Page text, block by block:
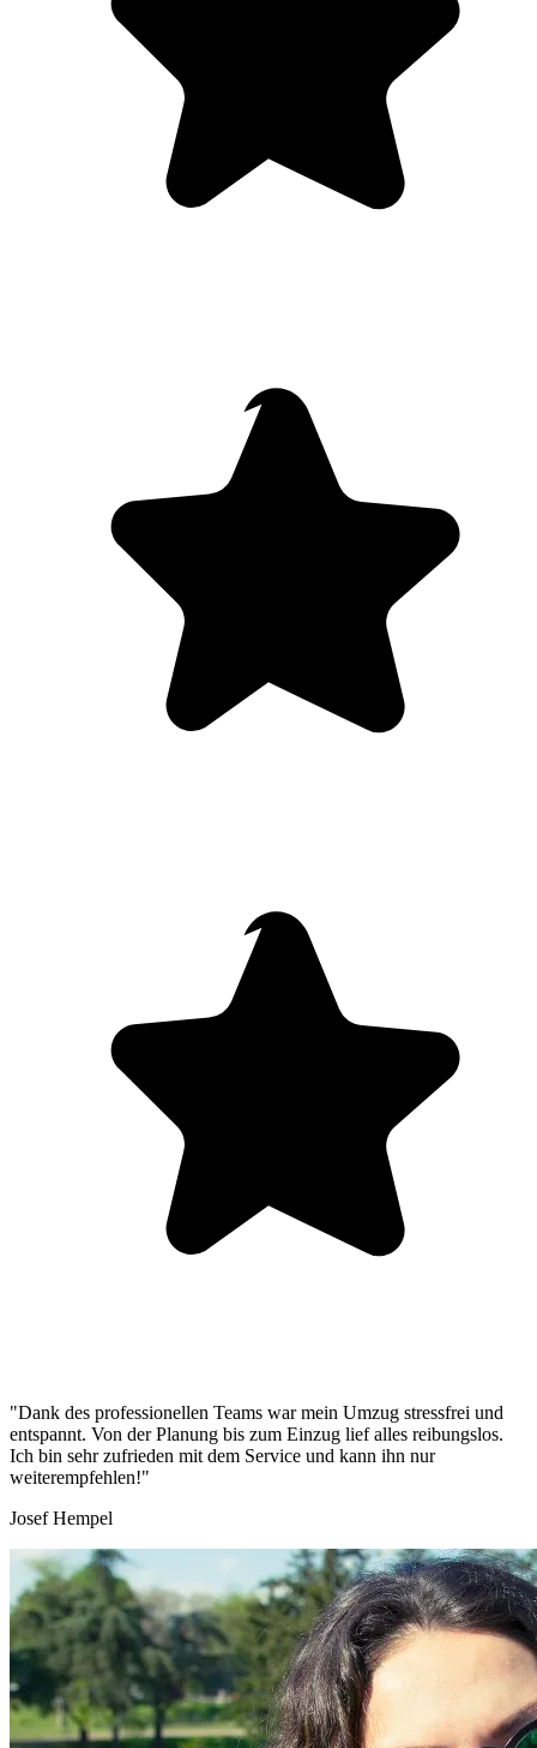
"Dank des professionellen Teams war mein Umzug stressfrei und
entspannt. Von der Planung bis zum Einzug lief alles reibungslos.
Ich bin sehr zufrieden mit dem Service und kann ihn nur
weiterempfehlen!"
Josef Hempel